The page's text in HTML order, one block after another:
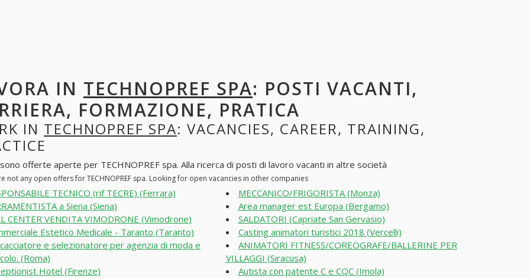
IN TECHNOPREF SPA: POSTI VACANTI,
FORMAZIONE, PRATICA
IN TECHNOPREF SPA: VACANCIES, CAREER, TRAINING,
offerte aperte per TECHNOPREF spa. Alla ricerca di posti di lavoro vacanti in altre società
not any open offers for TECHNOPREF spa. Looking for open vacancies in other companies
TECNICO (rif TECRE) (Ferrara)
a Siena (Siena)
CENTER VENDITA VIMODRONE (Vimodrone)
Estetico Medicale - Taranto (Taranto)
e selezionatore per agenzia di moda e
(Roma)
Hotel (Firenze)
MECCANICO/FRIGORISTA (Monza)
Area manager est Europa (Bergamo)
SALDATORI (Capriate San Gervasio)
Casting animatori turistici 2018 (Vercelli)
ANIMATORI FITNESS/COREOGRAFE/BALLERINE PER
VILLAGGI (Siracusa)
Autista con patente C e CQC (Imola)